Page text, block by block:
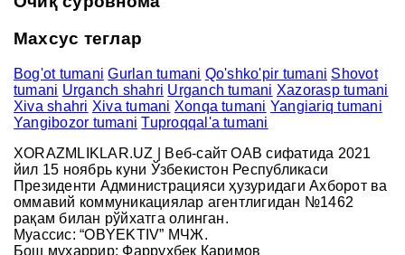
Махсус теглар
Bog'ot tumani Gurlan tumani Qo'shko'pir tumani Shovot
tumani Urganch shahri Urganch tumani Xazorasp tumani
Xiva shahri Xiva tumani Xonqa tumani Yangiariq tumani
Yangibozor tumani Tuproqqal'a tumani
XORAZMLIKLAR.UZ | Веб-сайт ОАВ сифатида 2021
йил 15 ноябрь куни Ўзбекистон Республикаси
Президенти Администрацияси ҳузуридаги Ахборот ва
оммавий коммуникациялар агентлигидан №1462
рақам билан рўйхатга олинган.
Муассис: “OBYEKTIV” МЧЖ.
Бош муҳаррир: Фаррухбек Каримов